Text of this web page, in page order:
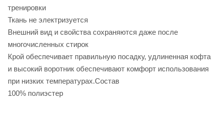
тренировки
Ткань не электризуется
Внешний вид и свойства сохраняются даже после
многочисленных стирок
Крой обеспечивает правильную посадку, удлиненная кофта
и высокий воротник обеспечивают комфорт использования
при низких температурах.Состав
100% полиэстер